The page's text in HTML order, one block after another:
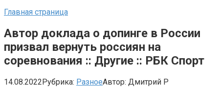
Главная страница
Автор доклада о допинге в России
призвал вернуть россиян на
соревнования :: Другие :: РБК Спорт
14.08.2022Рубрика: РазноеАвтор: Дмитрий Р